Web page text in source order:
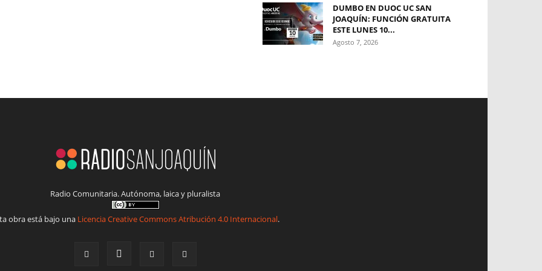
DUMBO EN DUOC UC SAN
JOAQUÍN: FUNCIÓN GRATUITA
ESTE LUNES 10...
Agosto 7, 2026
Radio Comunitaria. Autónoma, laica y pluralista
obra está bajo una Licencia Creative Commons Atribución 4.0 Internacional.